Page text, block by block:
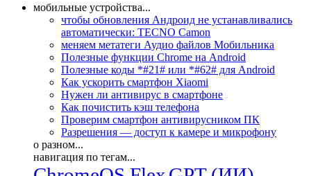
мобильные устройства...
чтобы обновления Андроид не устанавливались
автоматически: TECNO Camon
меняем метатеги Аудио файлов Мобильника
Полезные функции Chrome на Android
Полезные коды *#21# или *#62# для Android
Как ускорить смартфон Xiaomi
Нужен ли антивирус в смартфоне
Как почистить кэш телефона
Проверим смартфон антивирусником ПК
Разрешения — доступ к камере и микрофону
о разном...
навигация по тегам...